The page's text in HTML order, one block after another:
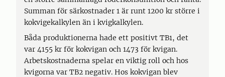
Summan för särkostnader 1 är runt 1200 kr större i
kokvigekalkylen än i kvigkalkylen.
Båda produktionerna hade ett positivt TB1, det
var 4155 kr för kokvigan och 1473 för kvigan.
Arbetskostnaderna spelar en viktig roll och hos
kvigorna var TB2 negativ. Hos kokvigan blev